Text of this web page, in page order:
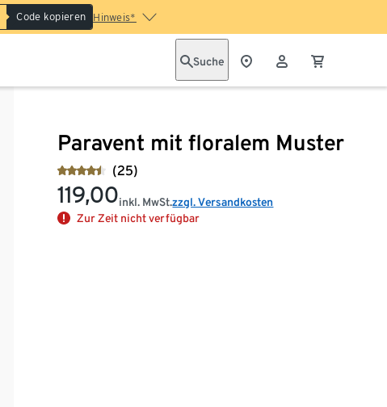
Code kopieren Hinweis*
Suche
Paravent mit floralem Muster
(25)
119,00inkl. MwSt.zzgl. Versandkosten
Zur Zeit nicht verfügbar